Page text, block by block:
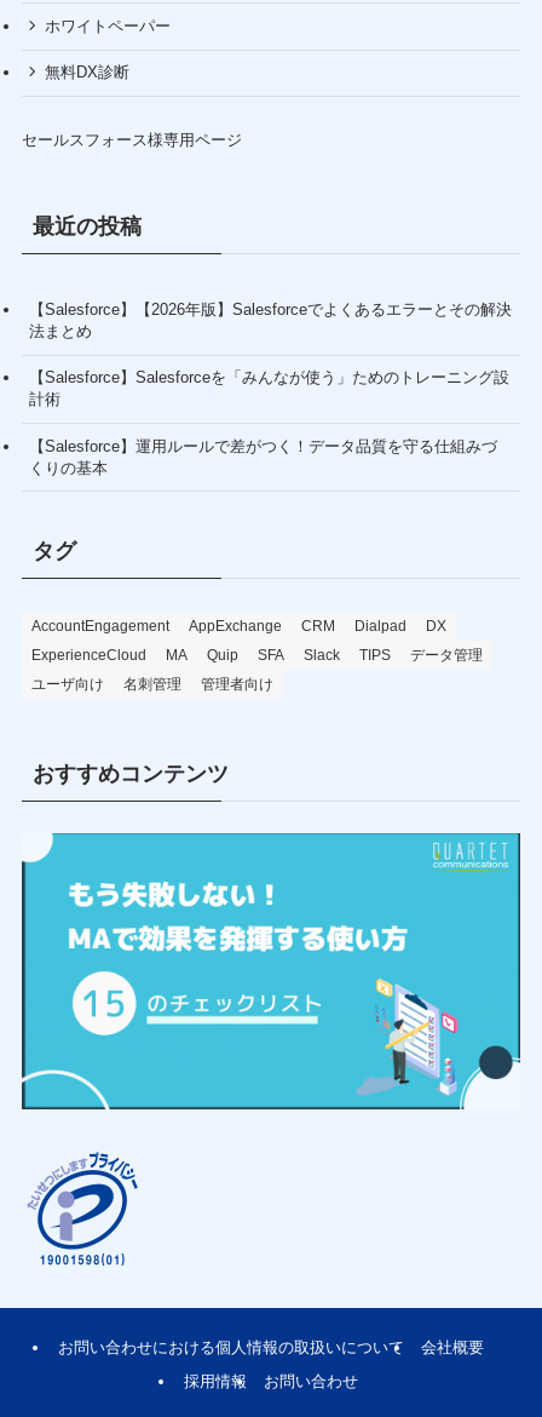
ホワイトペーパー
無料DX診断
セールスフォース様専用ページ
最近の投稿
【Salesforce】【2026年版】Salesforceでよくあるエラーとその解決
法まとめ
【Salesforce】Salesforceを「みんなが使う」ためのトレーニング設
計術
【Salesforce】運用ルールで差がつく！データ品質を守る仕組みづ
くりの基本
タグ
AccountEngagement AppExchange CRM Dialpad
DX
ExperienceCloud
MA Quip SFA Slack TIPS
データ管理
ユーザ向け
名刺管理 管理者向け
おすすめコンテンツ
お問い合わせにおける個人情報の取扱いについて
会社概要
採用情報
お問い合わせ